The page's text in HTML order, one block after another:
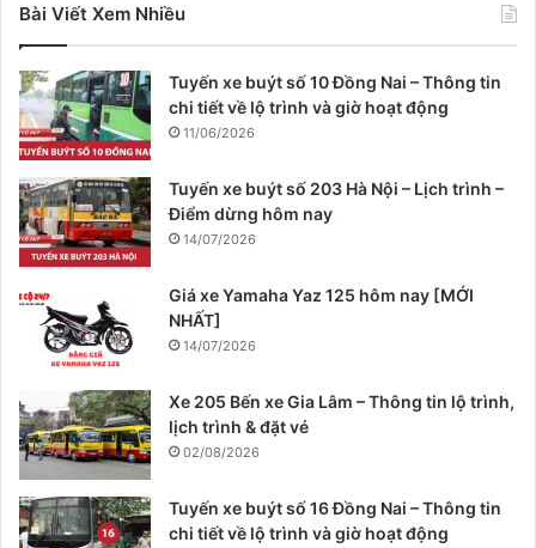
Bài Viết Xem Nhiều
Tuyến xe buýt số 10 Đồng Nai – Thông tin
chi tiết về lộ trình và giờ hoạt động
11/06/2026
Tuyến xe buýt số 203 Hà Nội – Lịch trình –
Điểm dừng hôm nay
14/07/2026
Giá xe Yamaha Yaz 125 hôm nay [MỚI
NHẤT]
14/07/2026
Xe 205 Bến xe Gia Lâm – Thông tin lộ trình,
lịch trình & đặt vé
02/08/2026
Tuyến xe buýt số 16 Đồng Nai – Thông tin
chi tiết về lộ trình và giờ hoạt động